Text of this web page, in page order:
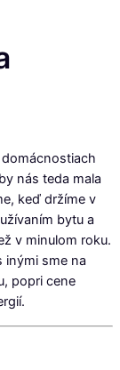
nás teda mala
keď držíme v
bytu a
v minulom roku.
inými sme na
popri cene